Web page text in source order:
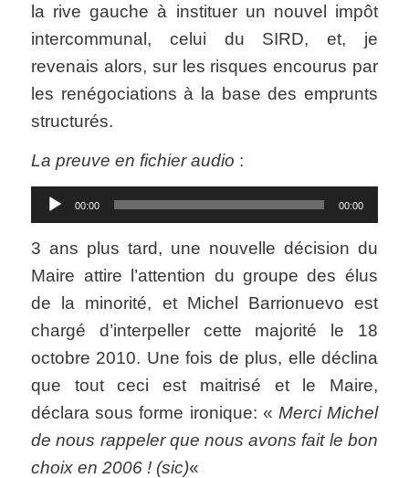
la rive gauche à instituer un nouvel impôt
intercommunal, celui du SIRD, et, je
revenais alors, sur les risques encourus par
les renégociations à la base des emprunts
structurés.
La preuve en fichier audio :
Lecteur
audio
00:00 00:00
3 ans plus tard, une nouvelle décision du
Maire attire l’attention du groupe des élus
de la minorité, et Michel Barrionuevo est
chargé d’interpeller cette majorité le 18
octobre 2010. Une fois de plus, elle déclina
que tout ceci est maitrisé et le Maire,
déclara sous forme ironique: « Merci Michel
de nous rappeler que nous avons fait le bon
choix en 2006 ! (sic)«